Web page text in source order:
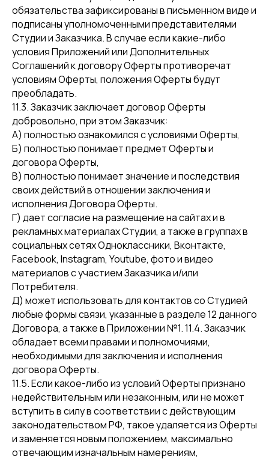
обязательства зафиксированы в письменном виде и
подписаны уполномоченными представителями
Студии и Заказчика. В случае если какие-либо
условия Приложений или Дополнительных
Соглашений к договору Оферты противоречат
условиям Оферты, положения Оферты будут
преобладать.
11.3. Заказчик заключает договор Оферты
добровольно, при этом Заказчик:
А) полностью ознакомился с условиями Оферты,
Б) полностью понимает предмет Оферты и
договора Оферты,
В) полностью понимает значение и последствия
своих действий в отношении заключения и
исполнения Договора Оферты.
Г) дает согласие на размещение на сайтах и в
рекламных материалах Студии, а также в группах в
социальных сетях Одноклассники, Вконтакте,
Facebook, Instagram, Youtube, фото и видео
материалов с участием Заказчика и/или
Потребителя.
Д) может использовать для контактов со Студией
любые формы связи, указанные в разделе 12 данного
Договора, а также в Приложении №1. 11.4. Заказчик
обладает всеми правами и полномочиями,
необходимыми для заключения и исполнения
договора Оферты.
11.5. Если какое-либо из условий Оферты признано
недействительным или незаконным, или не может
вступить в силу в соответствии с действующим
законодательством РФ, такое удаляется из Оферты
и заменяется новым положением, максимально
отвечающим изначальным намерениям,
5 типичных ошибок родителей
при изучении английского языка
Читать
Welcome: Как
английского
и сеть франшиз
Полезные статьи
от Welcome
5 типичных ошибок родителей
при изучении английского языка
Читать
Welcome: Как
английского
и сеть франшиз